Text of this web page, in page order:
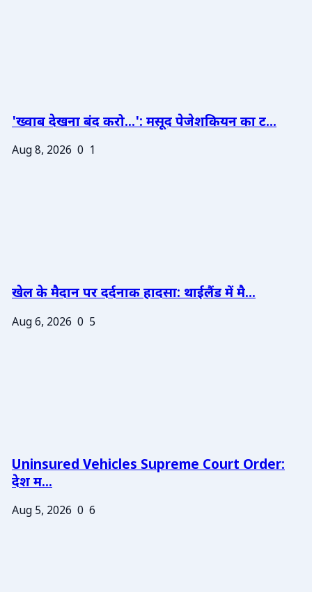
'ख्वाब देखना बंद करो...': मसूद पेजेशकियन का ट...
Aug 8, 2026 0 1
खेल के मैदान पर दर्दनाक हादसा: थाईलैंड में मै...
Aug 6, 2026 0 5
Uninsured Vehicles Supreme Court Order:
देश म...
Aug 5, 2026 0 6